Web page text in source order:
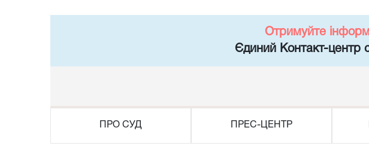
Отримуйте
Єдиний Контакт-центр
ПРО СУД ПРЕС-ЦЕНТР